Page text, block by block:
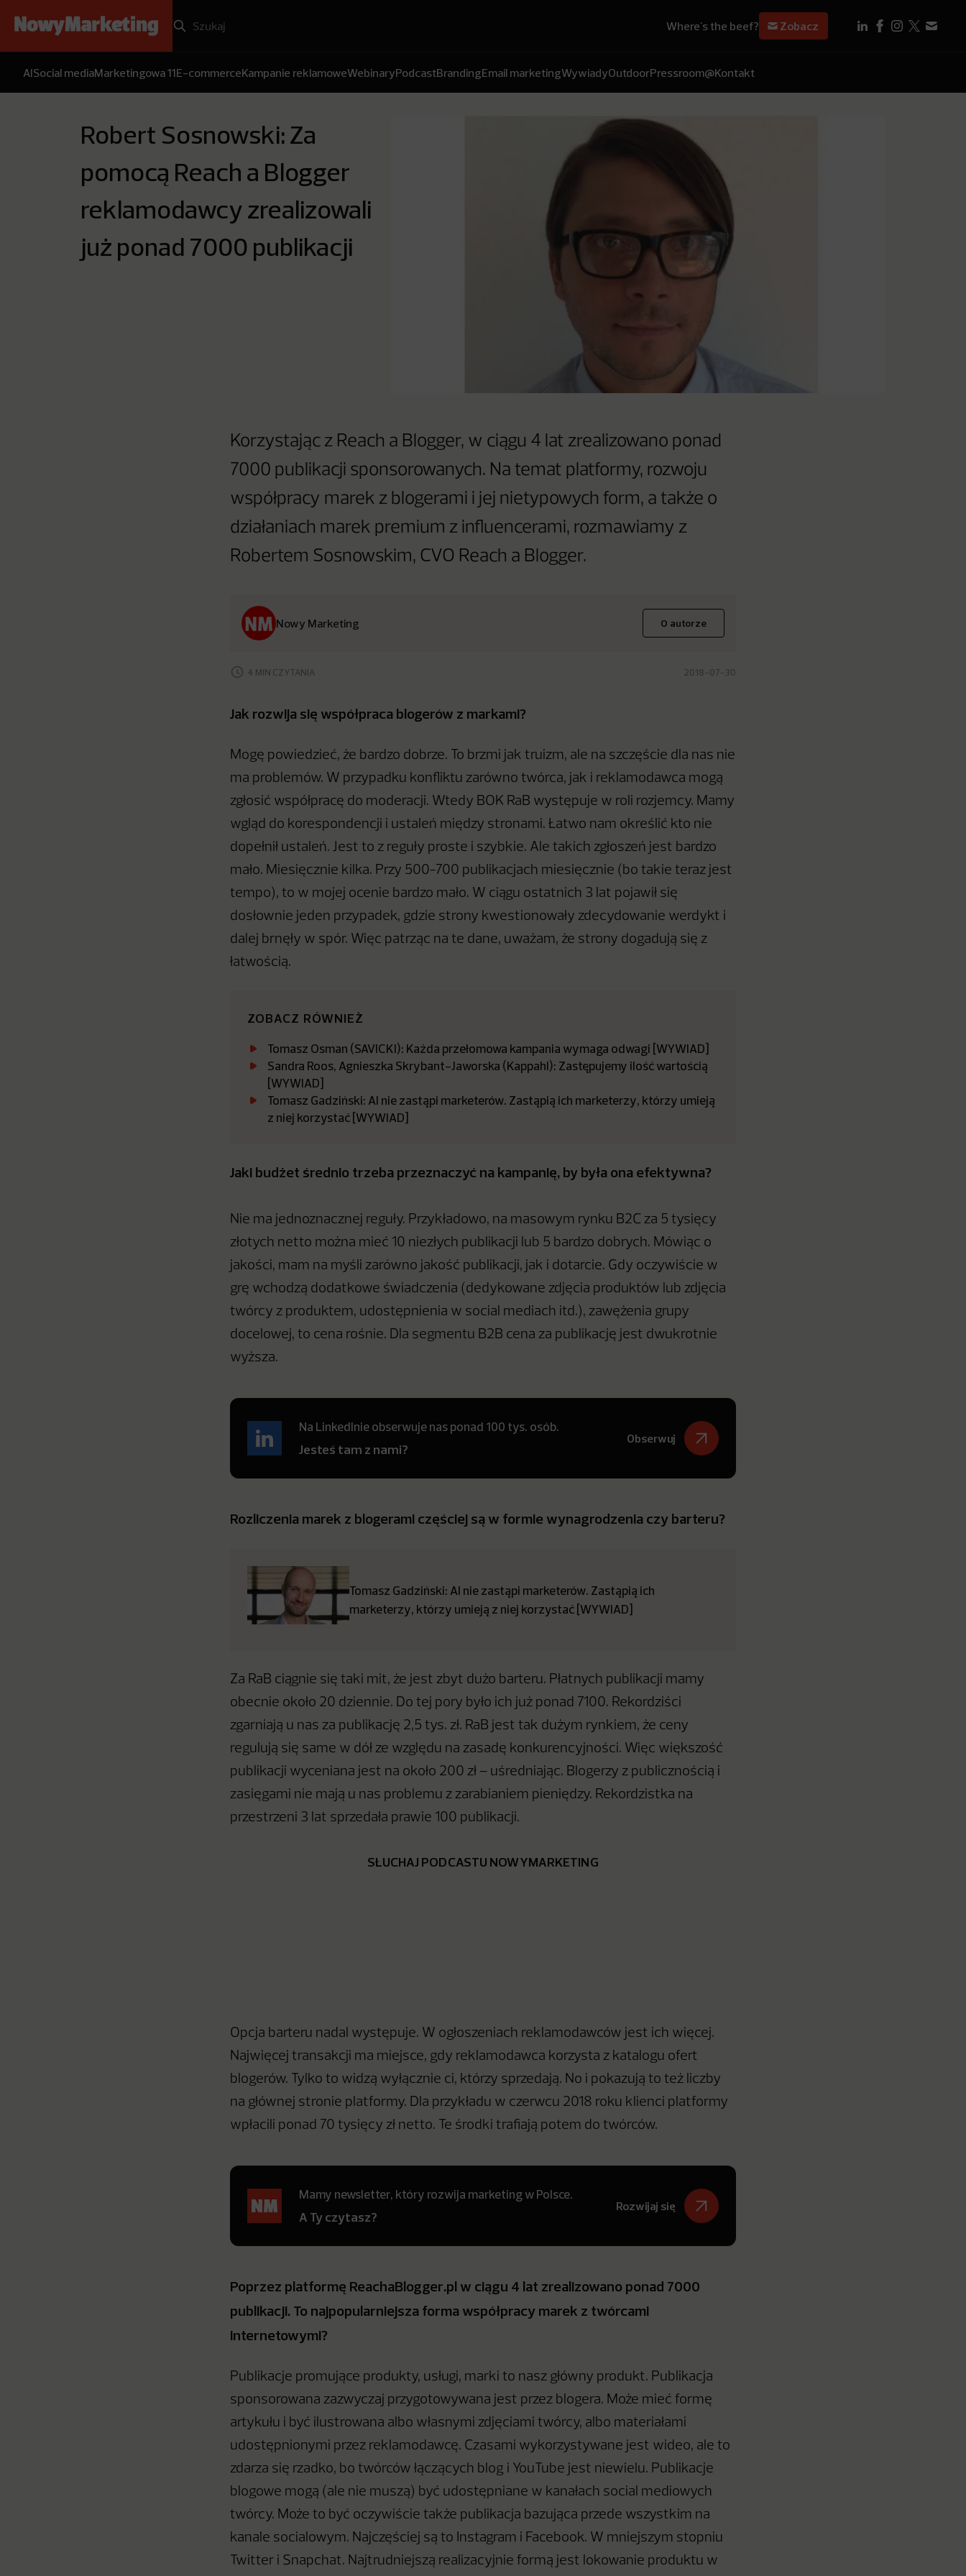
Where's the beef? Zobacz
AISocial mediaMarketingowa 11E-commerceKampanie reklamoweWebinaryPodcastBrandingEmail marketingWywiadyOutdoorPressroom@Kontakt
Robert Sosnowski: Za
pomocą Reach a Blogger
reklamodawcy zrealizowali
już ponad 7000 publikacji
Korzystając z Reach a Blogger, w ciągu 4 lat zrealizowano ponad
7000 publikacji sponsorowanych. Na temat platformy, rozwoju
współpracy marek z blogerami i jej nietypowych form, a także o
działaniach marek premium z influencerami, rozmawiamy z
Robertem Sosnowskim, CVO Reach a Blogger.
Nowy Marketing O autorze
4 MIN CZYTANIA 2018-07-30
Jak rozwija się współpraca blogerów z markami?
Mogę powiedzieć, że bardzo dobrze. To brzmi jak truizm, ale na szczęście dla nas nie
ma problemów. W przypadku konfliktu zarówno twórca, jak i reklamodawca mogą
zgłosić współpracę do moderacji. Wtedy BOK RaB występuje w roli rozjemcy. Mamy
wgląd do korespondencji i ustaleń między stronami. Łatwo nam określić kto nie
dopełnił ustaleń. Jest to z reguły proste i szybkie. Ale takich zgłoszeń jest bardzo
mało. Miesięcznie kilka. Przy 500-700 publikacjach miesięcznie (bo takie teraz jest
tempo), to w mojej ocenie bardzo mało. W ciągu ostatnich 3 lat pojawił się
dosłownie jeden przypadek, gdzie strony kwestionowały zdecydowanie werdykt i
dalej brnęły w spór. Więc patrząc na te dane, uważam, że strony dogadują się z
łatwością.
ZOBACZ RÓWNIEŻ
Tomasz Osman (SAVICKI): Każda przełomowa kampania wymaga odwagi [WYWIAD]
Sandra Roos, Agnieszka Skrybant-Jaworska (Kappahl): Zastępujemy ilość wartością
[WYWIAD]
Tomasz Gadziński: AI nie zastąpi marketerów. Zastąpią ich marketerzy, którzy umieją
z niej korzystać [WYWIAD]
Jaki budżet średnio trzeba przeznaczyć na kampanię, by była ona efektywna?
Nie ma jednoznacznej reguły. Przykładowo, na masowym rynku B2C za 5 tysięcy
złotych netto można mieć 10 niezłych publikacji lub 5 bardzo dobrych. Mówiąc o
jakości, mam na myśli zarówno jakość publikacji, jak i dotarcie. Gdy oczywiście w
grę wchodzą dodatkowe świadczenia (dedykowane zdjęcia produktów lub zdjęcia
twórcy z produktem, udostępnienia w social mediach itd.), zawężenia grupy
docelowej, to cena rośnie. Dla segmentu B2B cena za publikację jest dwukrotnie
wyższa.
Na LinkedInie obserwuje nas ponad 100 tys. osób.
Jesteś tam z nami?
Obserwuj
Rozliczenia marek z blogerami częściej są w formie wynagrodzenia czy barteru?
Tomasz Gadziński: AI nie zastąpi marketerów. Zastąpią ich
marketerzy, którzy umieją z niej korzystać [WYWIAD]
Za RaB ciągnie się taki mit, że jest zbyt dużo barteru. Płatnych publikacji mamy
obecnie około 20 dziennie. Do tej pory było ich już ponad 7100. Rekordziści
zgarniają u nas za publikację 2,5 tys. zł. RaB jest tak dużym rynkiem, że ceny
regulują się same w dół ze względu na zasadę konkurencyjności. Więc większość
publikacji wyceniana jest na około 200 zł – uśredniając. Blogerzy z publicznością i
zasięgami nie mają u nas problemu z zarabianiem pieniędzy. Rekordzistka na
przestrzeni 3 lat sprzedała prawie 100 publikacji.
SŁUCHAJ PODCASTU NOWYMARKETING
Opcja barteru nadal występuje. W ogłoszeniach reklamodawców jest ich więcej.
Najwięcej transakcji ma miejsce, gdy reklamodawca korzysta z katalogu ofert
blogerów. Tylko to widzą wyłącznie ci, którzy sprzedają. No i pokazują to też liczby
na głównej stronie platformy. Dla przykładu w czerwcu 2018 roku klienci platformy
wpłacili ponad 70 tysięcy zł netto. Te środki trafiają potem do twórców.
Mamy newsletter, który rozwija marketing w Polsce.
A Ty czytasz?
Rozwijaj się
Poprzez platformę ReachaBlogger.pl w ciągu 4 lat zrealizowano ponad 7000
publikacji. To najpopularniejsza forma współpracy marek z twórcami
internetowymi?
Publikacje promujące produkty, usługi, marki to nasz główny produkt. Publikacja
sponsorowana zazwyczaj przygotowywana jest przez blogera. Może mieć formę
artykułu i być ilustrowana albo własnymi zdjęciami twórcy, albo materiałami
udostępnionymi przez reklamodawcę. Czasami wykorzystywane jest wideo, ale to
zdarza się rzadko, bo twórców łączących blog i YouTube jest niewielu. Publikacje
blogowe mogą (ale nie muszą) być udostępniane w kanałach social mediowych
twórcy. Może to być oczywiście także publikacja bazująca przede wszystkim na
kanale socialowym. Najczęściej są to Instagram i Facebook. W mniejszym stopniu
Twitter i Snapchat. Najtrudniejszą realizacyjnie formą jest lokowanie produktu w